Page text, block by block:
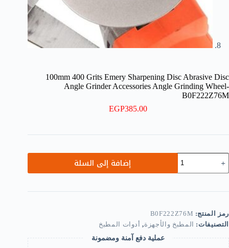
100mm 400 Grits Emery Sharpening Disc Abrasive Disc
Angle Grinder Accessories Angle Grinding Wheel-
B0F222Z76M
EGP385.00
100mm
400
Emery
Abrasive
Disc
Grinder
إضافة إلى السلة
رمز المنتج: B0F222Z76M
التصنيفات:
المطبخ والأجهزة, أدوات المطبخ
عملية دفع آمنة ومضمونة